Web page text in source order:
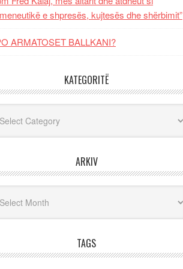
e shpresës, kujtesës dhe shërbimit”
ARMATOSET BALLKANI?
KATEGORITË
ARKIV
TAGS